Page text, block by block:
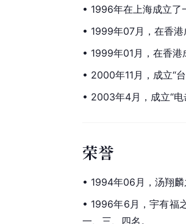
• 1996年在上海成立了
• 1999年07月，在香港
• 1999年01月，在香
• 2000年11月，成立“
• 2003年4月，成立“
荣誉
• 1994年06月，汤翔
• 1996年6月，宇有福
一、三、四名。